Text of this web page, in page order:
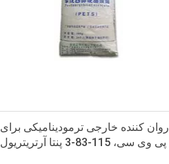
روان کننده خارجی ترمودینامیکی برای
پی وی سی، 115-83-3 پنتا آرتریتریول